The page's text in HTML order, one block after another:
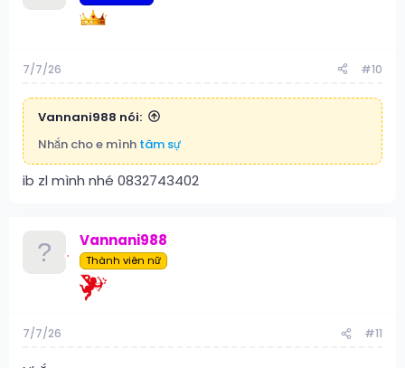
7/7/26 #10
Vannani988 nói:
Nhắn cho e mình tâm sự
ib zl mình nhé 0832743402
Vannani988
Thành viên nữ
7/7/26 #11